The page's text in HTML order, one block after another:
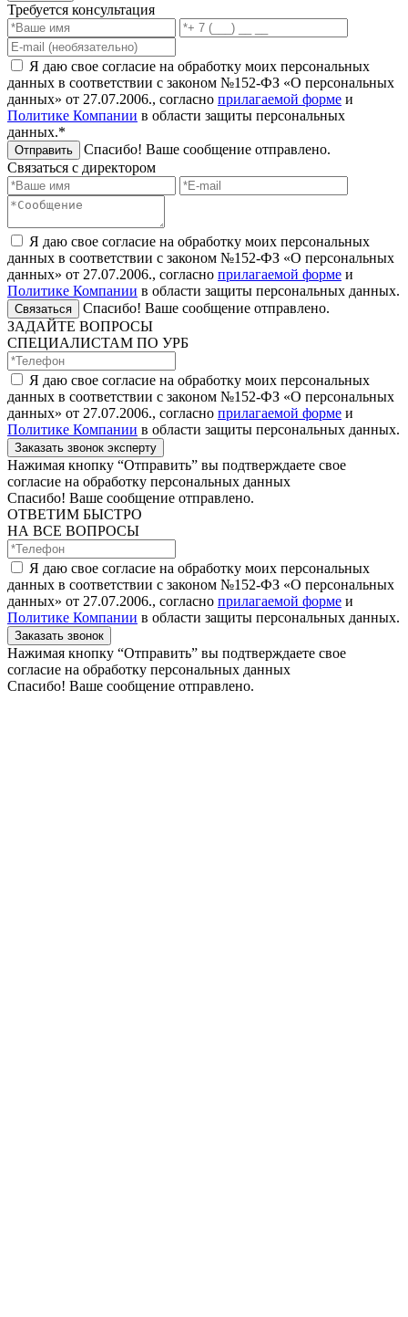
Требуется консультация
Я даю свое согласие на обработку моих персональных
данных в соответствии с законом №152-ФЗ «О персональных
данных» от 27.07.2006., согласно прилагаемой форме и
Политике Компании в области защиты персональных
данных.*
Отправить
Спасибо! Ваше сообщение отправлено.
Связаться с директором
Я даю свое согласие на обработку моих персональных
данных в соответствии с законом №152-ФЗ «О персональных
данных» от 27.07.2006., согласно прилагаемой форме и
Политике Компании в области защиты персональных данных.
Связаться
Спасибо! Ваше сообщение отправлено.
ЗАДАЙТЕ ВОПРОСЫ
СПЕЦИАЛИСТАМ ПО УРБ
Я даю свое согласие на обработку моих персональных
данных в соответствии с законом №152-ФЗ «О персональных
данных» от 27.07.2006., согласно прилагаемой форме и
Политике Компании в области защиты персональных данных.
Заказать звонок эксперту
Нажимая кнопку “Отправить” вы подтверждаете свое
согласие на обработку персональных данных
Спасибо! Ваше сообщение отправлено.
ОТВЕТИМ БЫСТРО
НА ВСЕ ВОПРОСЫ
Я даю свое согласие на обработку моих персональных
данных в соответствии с законом №152-ФЗ «О персональных
данных» от 27.07.2006., согласно прилагаемой форме и
Политике Компании в области защиты персональных данных.
Заказать звонок
Нажимая кнопку “Отправить” вы подтверждаете свое
согласие на обработку персональных данных
Спасибо! Ваше сообщение отправлено.